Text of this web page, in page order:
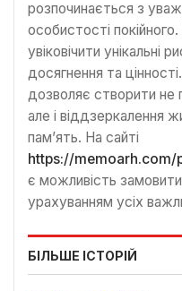
розпочинається з
особистості
увіковічити унікальні
досягнення та
дозволяє створити не
але і віддзеркалення
пам’ять. На сайті
https://
є можливість
урахуванням усіх
БІЛЬШЕ ІСТОРІЙ